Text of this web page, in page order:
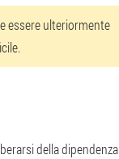
essere ulteriormente
della dipendenza